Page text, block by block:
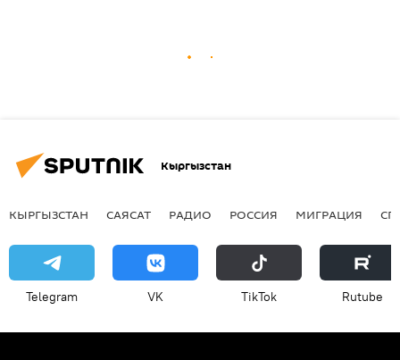
Кыргызстан
КЫРГЫЗСТАН САЯСАТ РАДИО РОССИЯ МИГРАЦИЯ
Telegram VK ТikТоk Rutube